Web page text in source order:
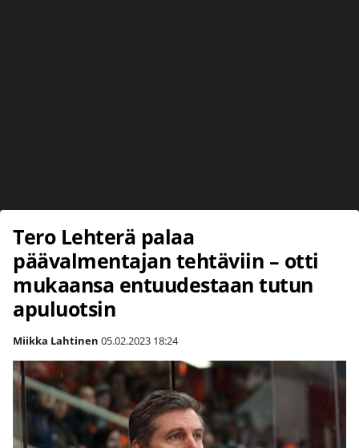
Tero Lehterä palaa
päävalmentajan tehtäviin – otti
mukaansa entuudestaan tutun
apuluotsin
Miikka Lahtinen 05.02.2023 18:24